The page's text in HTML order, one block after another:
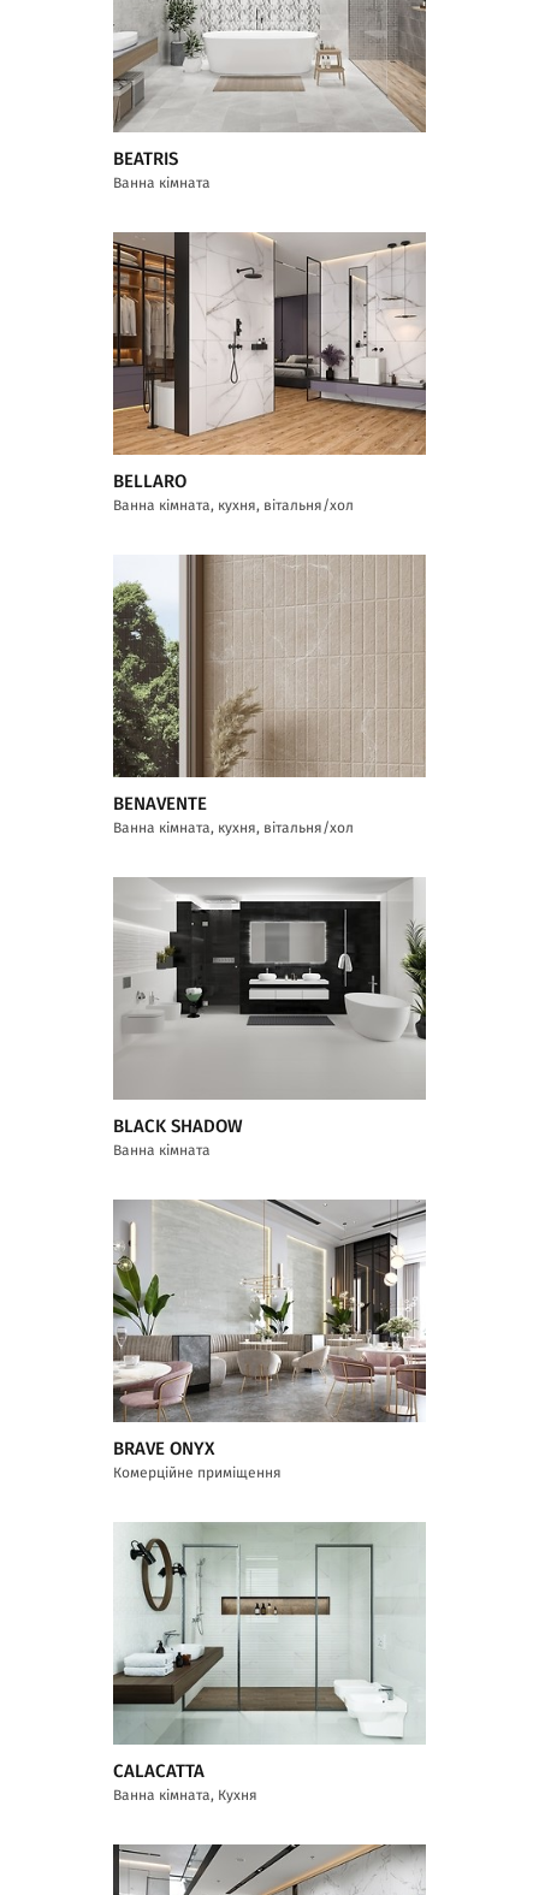
BEATRIS
Ванна кімната
BELLARO
Ванна кімната, кухня, вітальня/хол
BENAVENTE
Ванна кімната, кухня, вітальня/хол
BLACK SHADOW
Ванна кімната
BRAVE ONYX
Комерційне приміщення
CALACATTA
Ванна кімната, Кухня